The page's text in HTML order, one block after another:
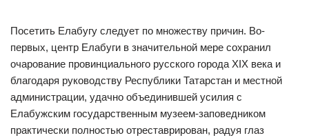
Посетить Елабугу следует по множеству причин. Во-
первых, центр Елабуги в значительной мере сохранил
очарование провинциального русского города XIX века и
благодаря руководству Республики Татарстан и местной
администрации, удачно объединившей усилия с
Елабужским государственным музеем-заповедником
практически полностью отреставрирован, радуя глаз